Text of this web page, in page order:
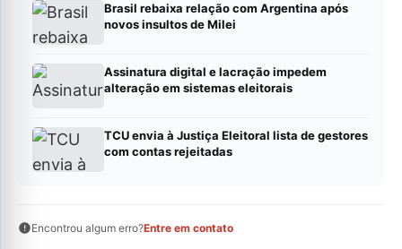
Brasil rebaixa relação com Argentina após
novos insultos de Milei
Assinatura digital e lacração impedem
alteração em sistemas eleitorais
TCU envia à Justiça Eleitoral lista de gestores
com contas rejeitadas
Encontrou algum erro?Entre em contato